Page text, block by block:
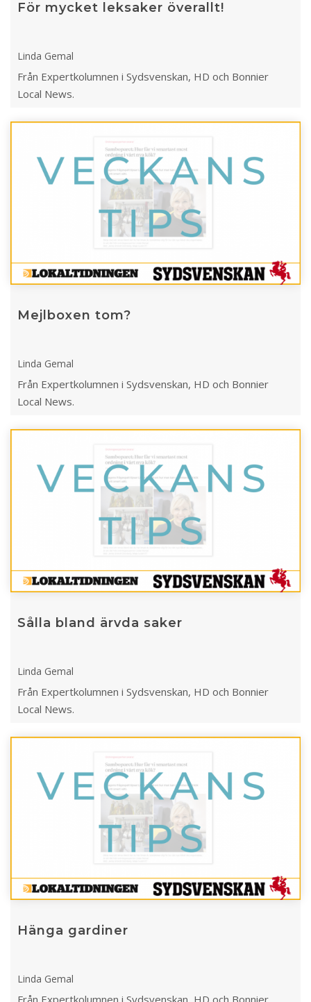
För mycket leksaker överallt!
Linda Gemal
Från Expertkolumnen i Sydsvenskan, HD och Bonnier
Local News.
Mejlboxen tom?
Linda Gemal
Från Expertkolumnen i Sydsvenskan, HD och Bonnier
Local News.
Sålla bland ärvda saker
Linda Gemal
Från Expertkolumnen i Sydsvenskan, HD och Bonnier
Local News.
Hänga gardiner
Linda Gemal
Från Expertkolumnen i Sydsvenskan, HD och Bonnier